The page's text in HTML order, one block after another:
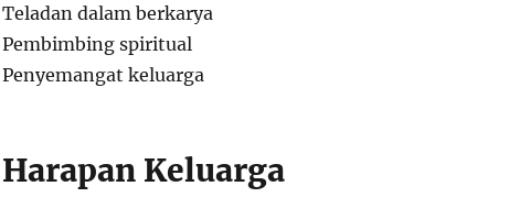
Teladan dalam berkarya
Pembimbing spiritual
Penyemangat keluarga
Harapan Keluarga